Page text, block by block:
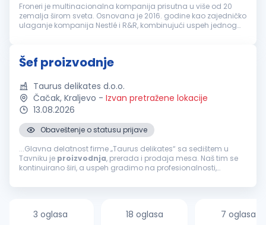
Froneri je multinacionalna kompanija prisutna u više od 20
zemalja širom sveta. Osnovana je 2016. godine kao zajedničko
ulaganje kompanija Nestlé i R&R, kombinujući uspeh jednog
Šef proizvodnje
Taurus delikates d.o.o.
Čačak, Kraljevo - Izvan pretražene lokacije
13.08.2026
Obaveštenje o statusu prijave
...Glavna delatnost firme „Taurus delikates“ sa sedištem u
Tavniku je proizvodnja, prerada i prodaja mesa. Naš tim se
kontinuirano širi, a uspeh gradimo na profesionalnosti,
3 oglasa 18 oglasa 7 oglasa